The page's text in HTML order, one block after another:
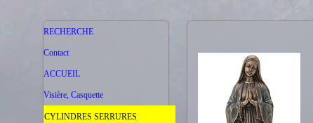
RECHERCHE
Contact
ACCUEIL
Visière, Casquette
CYLINDRES SERRURES